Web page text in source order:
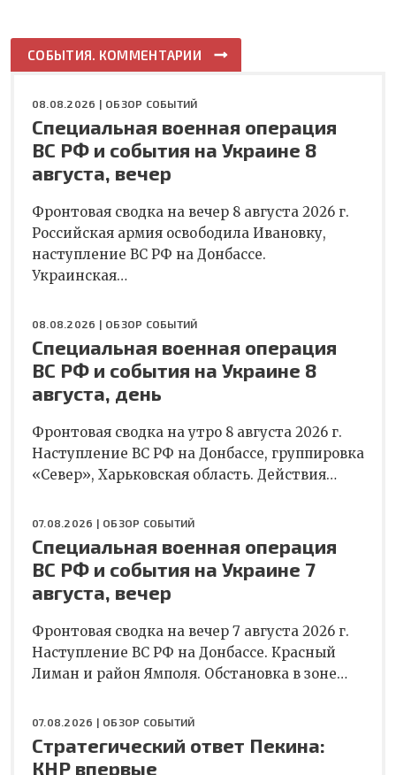
СОБЫТИЯ. КОММЕНТАРИИ
08.08.2026 | ОБЗОР СОБЫТИЙ
Специальная военная операция
ВС РФ и события на Украине 8
августа, вечер
Фронтовая сводка на вечер 8 августа 2026 г.
Российская армия освободила Ивановку,
наступление ВС РФ на Донбассе.
Украинская…
08.08.2026 | ОБЗОР СОБЫТИЙ
Специальная военная операция
ВС РФ и события на Украине 8
августа, день
Фронтовая сводка на утро 8 августа 2026 г.
Наступление ВС РФ на Донбассе, группировка
«Север», Харьковская область. Действия…
07.08.2026 | ОБЗОР СОБЫТИЙ
Специальная военная операция
ВС РФ и события на Украине 7
августа, вечер
Фронтовая сводка на вечер 7 августа 2026 г.
Наступление ВС РФ на Донбассе. Красный
Лиман и район Ямполя. Обстановка в зоне…
07.08.2026 | ОБЗОР СОБЫТИЙ
Стратегический ответ Пекина:
КНР впервые